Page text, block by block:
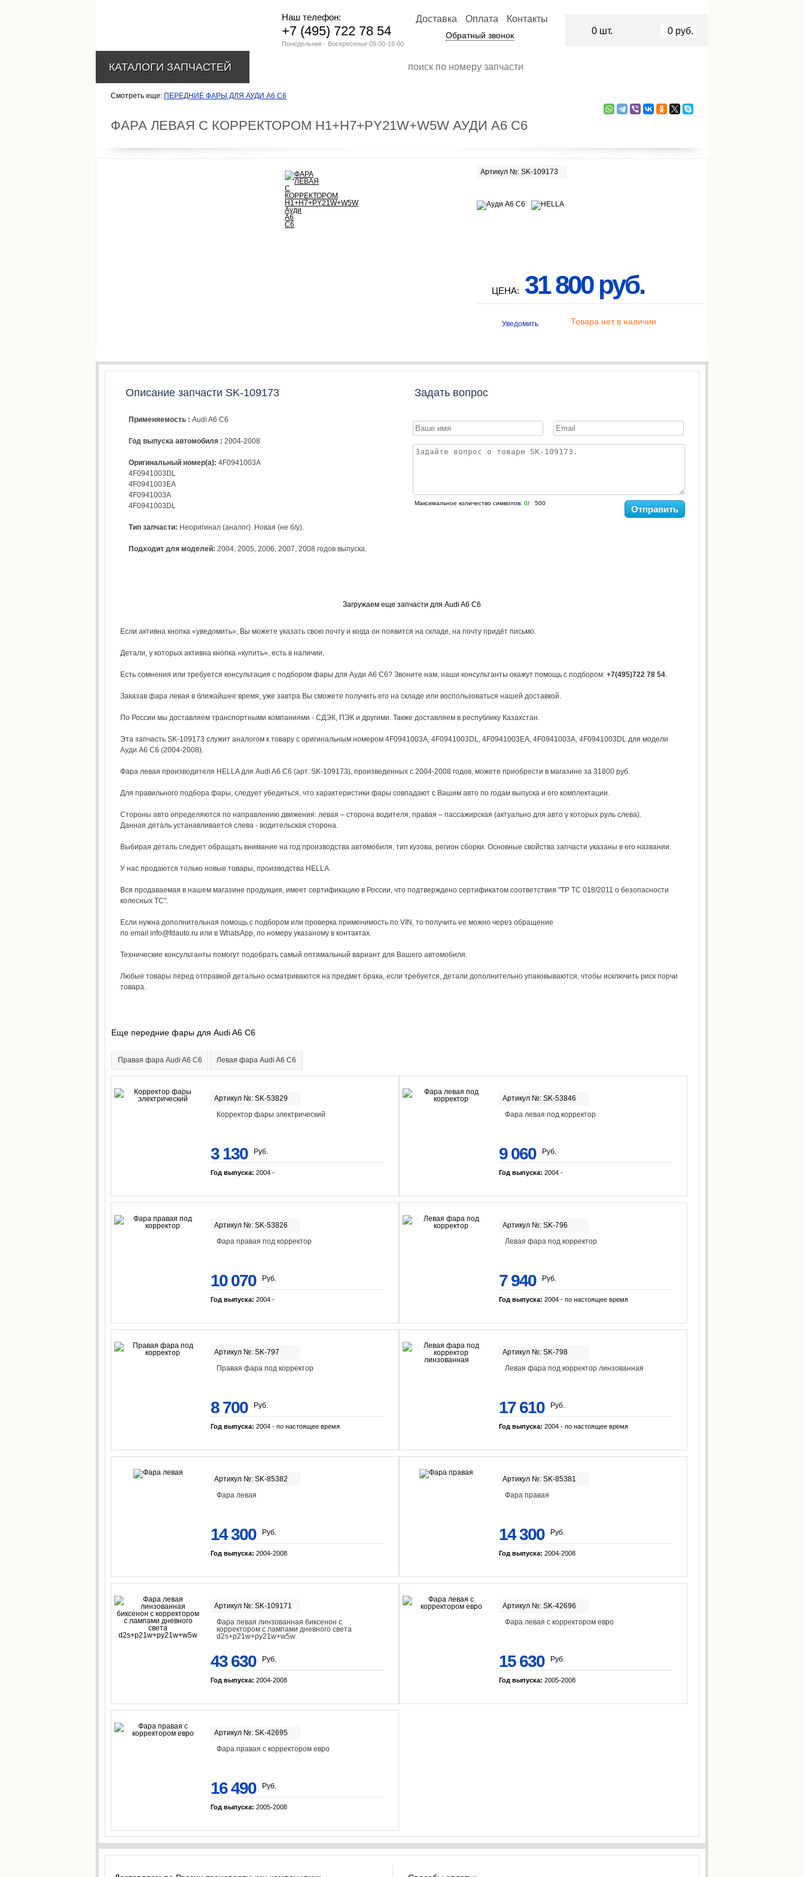
Смотреть еще: ПЕРЕДНИЕ ФАРЫ ДЛЯ АУДИ А6 С6
ФАРА ЛЕВАЯ С КОРРЕКТОРОМ H1+H7+PY21W+W5W АУДИ А6 С6
Артикул №: SK-109173
ЦЕНА: 31 800 руб.
Товара нет в наличии
Уведомить
Описание запчасти SK-109173
Применяемость : Audi A6 C6
Год выпуска автомобиля : 2004-2008
Оригинальный номер(а): 4F0941003A
4F0941003DL
4F0941003EA
4F0941003A
4F0941003DL
Тип запчасти: Неоригинал (аналог). Новая (не б/у).
Подходит для моделей: 2004, 2005, 2006, 2007, 2008 годов выпуска.
Задать вопрос
Максимальное количество символов: 0/ 500
Отправить
Загружаем еще запчасти для Audi A6 C6
Если активна кнопка «уведомить», Вы можете указать свою почту и когда он появится на складе, на почту придёт письмо.
Детали, у которых активна кнопка «купить», есть в наличии.
Есть сомнения или требуется консультация с подбором фары для Ауди А6 С6? Звоните нам, наши консультанты окажут помощь с подбором: +7(495)722 78 54.
Заказав фара левая в ближайшее время, уже завтра Вы сможете получить его на складе или воспользоваться нашей доставкой.
По России мы доставляем транспортными компаниями - СДЭК, ПЭК и другими. Также доставляем в республику Казахстан.
Эта запчасть SK-109173 служит аналогом к товару с оригинальным номером 4F0941003A, 4F0941003DL, 4F0941003EA, 4F0941003A, 4F0941003DL для модели
Ауди А6 С6 (2004-2008).
Фара левая производителя HELLA для Audi A6 C6 (арт. SK-109173), произведенных с 2004-2008 годов, можете приобрести в магазине за 31800 руб.
Для правильного подбора фары, следует убедиться, что характеристики фары совпадают с Вашим авто по годам выпуска и его комплектации.
Стороны авто определяются по направлению движения: левая – сторона водителя, правая – пассажирская (актуально для авто у которых руль слева).
Данная деталь устанавливается слева - водительская сторона.
Выбирая деталь следует обращать внимание на год производства автомобиля, тип кузова, регион сборки. Основные свойства запчасти указаны в его названии.
У нас продаются только новые товары, производства HELLA.
Вся продаваемая в нашем магазине продукция, имеет сертификацию в России, что подтверждено сертификатом соответствия "ТР ТС 018/2011 о безопасности
колесных ТС".
Если нужна дополнительная помощь с подбором или проверка применимость по VIN, то получить ее можно через обращение
по email info@fdauto.ru или в WhatsApp, по номеру указаному в контактах.
Технические консультанты помогут подобрать самый оптимальный вариант для Вашего автомобиля.
Любые товары перед отправкой детально осматриваются на предмет брака, если требуется, детали дополнительно упаковываются, чтобы исключить риск порчи
товара.
Еще передние фары для Audi A6 C6
Правая фара Audi A6 C6 Левая фара Audi A6 C6
Артикул №: SK-53829
Корректор фары электрический
3 130 Руб.
Год выпуска: 2004 -
Артикул №: SK-53846
Фара левая под корректор
9 060 Руб.
Год выпуска: 2004 -
Артикул №: SK-53826
Фара правая под корректор
10 070 Руб.
Год выпуска: 2004 -
Артикул №: SK-796
Левая фара под корректор
7 940 Руб.
Год выпуска: 2004 - по настоящее время
Артикул №: SK-797
Правая фара под корректор
8 700 Руб.
Год выпуска: 2004 - по настоящее время
Артикул №: SK-798
Левая фара под корректор линзованная
17 610 Руб.
Год выпуска: 2004 - по настоящее время
Артикул №: SK-85382
Фара левая
14 300 Руб.
Год выпуска: 2004-2008
Артикул №: SK-85381
Фара правая
14 300 Руб.
Год выпуска: 2004-2008
Артикул №: SK-109171
Фара левая линзованная биксенон с
корректором с лампами дневного света
d2s+p21w+py21w+w5w
43 630 Руб.
Год выпуска: 2004-2008
Артикул №: SK-42696
Фара левая с корректором евро
15 630 Руб.
Год выпуска: 2005-2008
Артикул №: SK-42695
Фара правая с корректором евро
16 490 Руб.
Год выпуска: 2005-2008
Наш телефон:
+7 (495) 722 78 54
Понедельник - Воскресенье 09.00-19.00
Доставка Оплата Контакты
Обратный звонок 0 шт. 0 руб.
КАТАЛОГИ ЗАПЧАСТЕЙ